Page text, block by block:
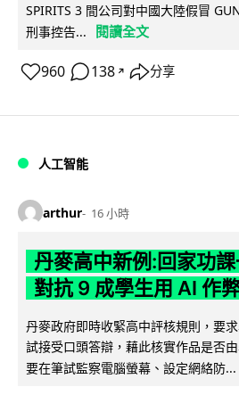
SPIRITS 3 間公司對中國大陸假冒
刑事控告...
閱讀全文
960 138 ↗ 分享
人工智能
arthur 16 小時
丹麥高中新例:回家功
對抗 9 成學生用 AI 作
丹麥政府即時收緊高中評核規則，要
試接受口頭答辯，藉此核實作品是否
要在筆試監察電腦螢幕、設定網絡防...